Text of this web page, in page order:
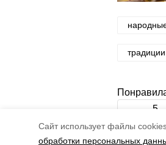
Cайт использует файлы
обработки персональных
традиции
5